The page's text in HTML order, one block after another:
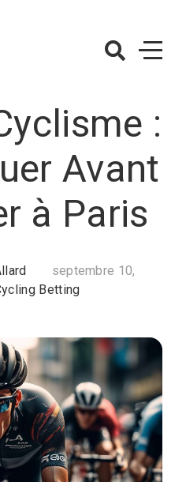
:
Avant
à Paris
septembre 10,
Betting